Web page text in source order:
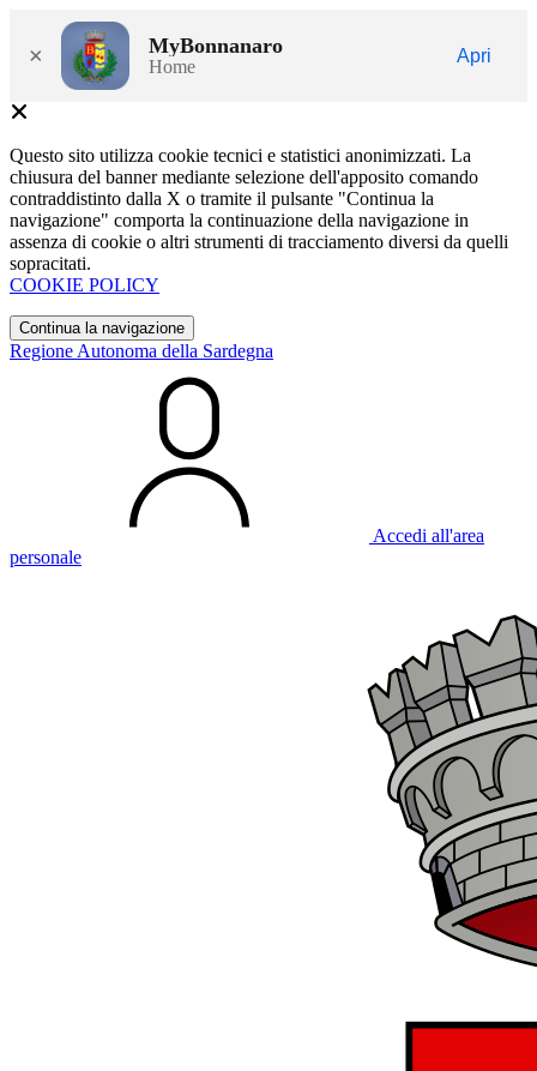
× MyBonnanaro
Home
Apri
Questo sito utilizza cookie tecnici e statistici anonimizzati. La
chiusura del banner mediante selezione dell'apposito comando
contraddistinto dalla X o tramite il pulsante "Continua la
navigazione" comporta la continuazione della navigazione in
assenza di cookie o altri strumenti di tracciamento diversi da quelli
sopracitati.
COOKIE POLICY
Continua la navigazione
Regione Autonoma della Sardegna
Accedi all'area
personale